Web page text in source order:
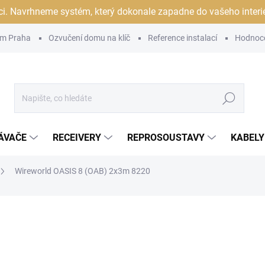
Navrhneme systém, který dokonale zapadne do vašeho
Praha Ozvučení domu na klíč Reference instalací
Hledat
RECEIVERY REPROSOUSTAVY
Wireworld OASIS 8 (OAB) 2x3m 8220